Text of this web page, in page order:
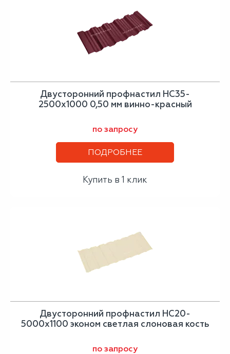
Двусторонний профнастил НС35-
2500х1000 0,50 мм винно-красный
по запросу
ПОДРОБНЕЕ
Купить в 1 клик
Двусторонний профнастил НС20-
5000х1100 эконом светлая слоновая кость
по запросу